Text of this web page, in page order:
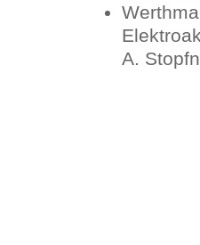
A.